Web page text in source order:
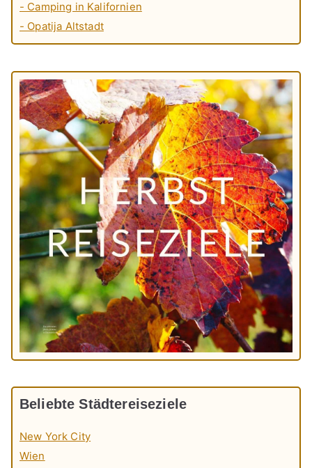
- Camping in Kalifornien
- Opatija Altstadt
Beliebte Städtereiseziele
New York City
Wien